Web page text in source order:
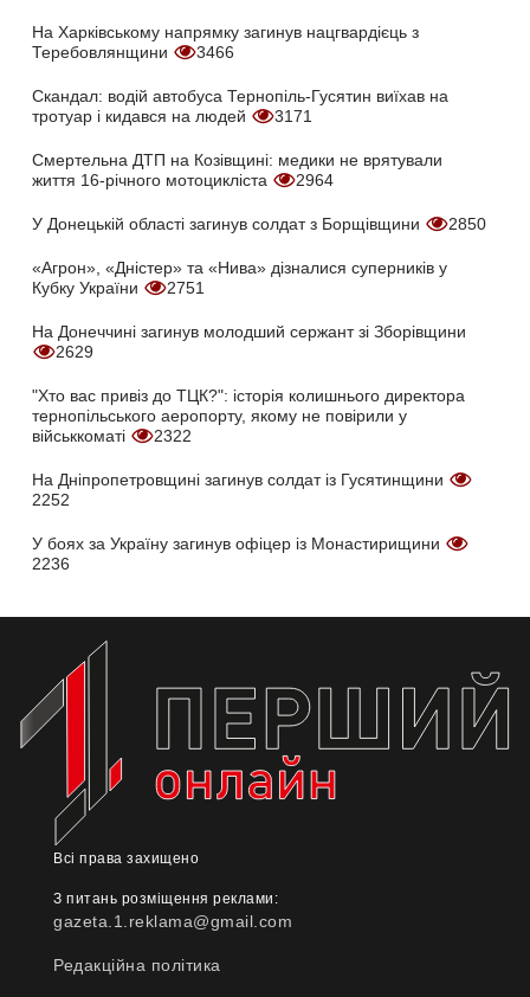
На Харківському напрямку загинув нацгвардієць з
Теребовлянщини
3466
Скандал: водій автобуса Тернопіль-Гусятин виїхав на
тротуар і кидався на людей
3171
Смертельна ДТП на Козівщині: медики не врятували
життя 16-річного мотоцикліста
2964
У Донецькій області загинув солдат з Борщівщини 2850
«Агрон», «Дністер» та «Нива» дізналися суперників у
Кубку України
2751
На Донеччині загинув молодший сержант зі Зборівщини
2629
"Хто вас привіз до ТЦК?": історія колишнього директора
тернопільського аеропорту, якому не повірили у
військкоматі
2322
На Дніпропетровщині загинув солдат із Гусятинщини
2252
У боях за Україну загинув офіцер із Монастирищини
2236
Всі права захищено
З питань розміщення реклами:
gazeta.1.reklama@gmail.com
Редакційна політика